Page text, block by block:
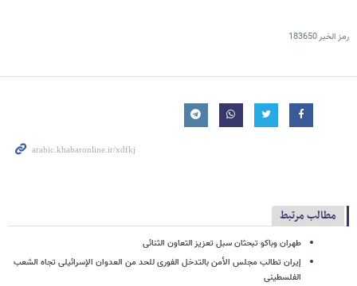
رمز الخبر183650
مطالب مرتبط
طهران وباکو تبحثان سبل تعزیز التعاون الثنائی
إیران تطالب مجلس الأمن بالتدخل الفوری للحد من العدوان الإسرائیلی تجاه الشعب
الفلسطینی